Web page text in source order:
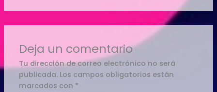
Deja un comentario
Tu dirección de correo electrónico no será
publicada. Los campos obligatorios están
marcados con *